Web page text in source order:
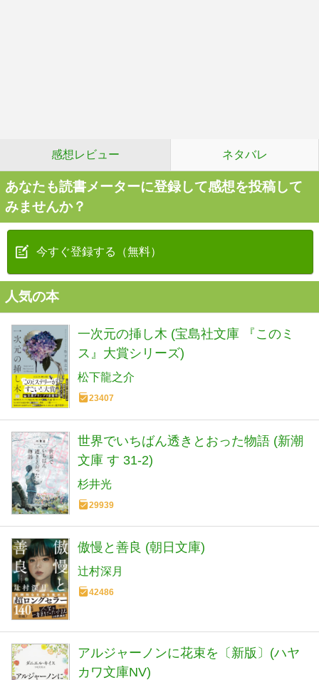
感想レビュー ネタバレ
あなたも読書メーターに登録して感想を投稿して
みませんか？
今すぐ登録する（無料）
人気の本
一次元の挿し木 (宝島社文庫 『このミ
ス』大賞シリーズ)
松下龍之介
23407
世界でいちばん透きとおった物語 (新潮
文庫 す 31-2)
杉井光
29939
傲慢と善良 (朝日文庫)
辻村深月
42486
アルジャーノンに花束を〔新版〕(ハヤ
カワ文庫NV)